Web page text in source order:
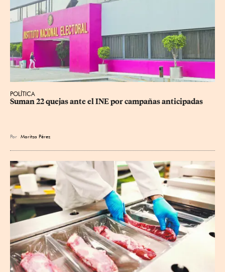
POLÍTICA
Suman 22 quejas ante el INE por campañas anticipadas
Por Maritza Pérez